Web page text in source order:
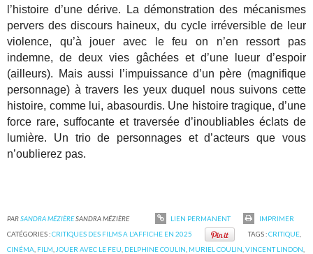
l’histoire d’une dérive. La démonstration des mécanismes
pervers des discours haineux, du cycle irréversible de leur
violence, qu’à jouer avec le feu on n’en ressort pas
indemne, de deux vies gâchées et d’une lueur d’espoir
(ailleurs). Mais aussi l’impuissance d’un père (magnifique
personnage) à travers les yeux duquel nous suivons cette
histoire, comme lui, abasourdis. Une histoire tragique, d’une
force rare, suffocante et traversée d’inoubliables éclats de
lumière. Un trio de personnages et d’acteurs que vous
n’oublierez pas.
PARSANDRA MÉZIÈRESANDRA MÉZIÈRE LIEN PERMANENT
IMPRIMER
CATÉGORIES :CRITIQUES DES FILMS A L'AFFICHE EN 2025 TAGS :CRITIQUE,
CINÉMA FILM JOUER AVEC LE FEU DELPHINE COULIN MURIEL COULIN ,VINCENT LINDON